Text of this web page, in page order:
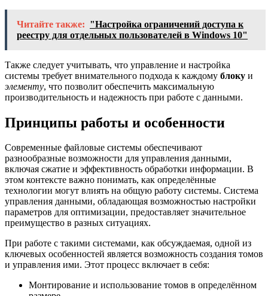
Читайте также: "Настройка ограничений доступа к
реестру для отдельных пользователей в Windows 10"
Также следует учитывать, что управление и настройка
системы требует внимательного подхода к каждому блоку и
элементу, что позволит обеспечить максимальную
производительность и надежность при работе с данными.
Принципы работы и особенности
Современные файловые системы обеспечивают
разнообразные возможности для управления данными,
включая сжатие и эффективность обработки информации. В
этом контексте важно понимать, как определённые
технологии могут влиять на общую работу системы. Система
управления данными, обладающая возможностью настройки
параметров для оптимизации, предоставляет значительное
преимущество в разных ситуациях.
При работе с такими системами, как обсуждаемая, одной из
ключевых особенностей является возможность создания томов
и управления ими. Этот процесс включает в себя:
Монтирование и использование томов в определённом